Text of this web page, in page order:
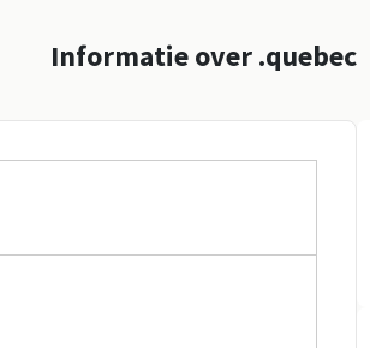
Informatie over .quebec